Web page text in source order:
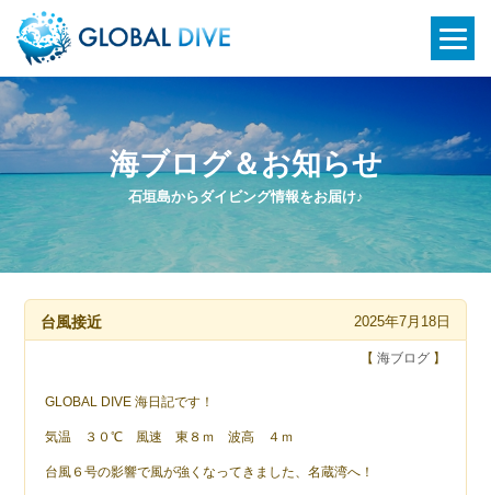
石垣島からダイビング情報をお届け♪
海ブログ＆お知らせ
台風接近 2025年7月18日
【 海ブログ】
GLOBAL DIVE 海日記です！
気温 ３０℃ 風速 東８ｍ 波高 ４ｍ
台風６号の影響で風が強くなってきました、名蔵湾へ！